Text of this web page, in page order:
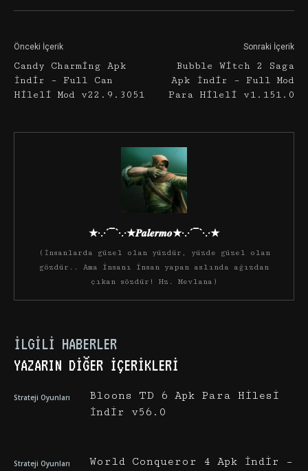
Önceki İçerik
Candy Charming Apk
İndir – Full Can
Hileli Mod v22.9.3051
Sonraki İçerik
Bubble Witch 2 Saga
Apk İndir – Full Mod
Para Hileli v1.151.0
★·.·´¯`·.·★𝑷𝒂𝒍𝒆𝒓𝒎𝒐★·.·´¯`·.·★
(İnsanlarda güzel olan yüzdür, yüzde güzel olan
gözdür.. Ama insanı insan yapan aslında ağızdan
çıkan sözdür! Hz. Mevlana)
İLGILI HABERLER
YAZARIN DIĞER İÇERIKLERI
Strateji Oyunları
Bloons TD 6 Apk Para Hilesi
İndir v56.0
Strateji Oyunları
World Conqueror 4 Apk İndir –